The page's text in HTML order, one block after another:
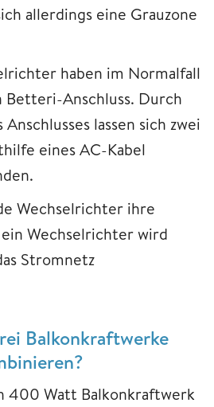
allerdings eine Grauzone
haben im Normalfall
Betteri-Anschluss. Durch
lassen sich zwei
eines AC-Kabel
Wechselrichter ihre
Wechselrichter wird
Stromnetz
Balkonkraftwerke
400 Watt Balkonkraftwerk